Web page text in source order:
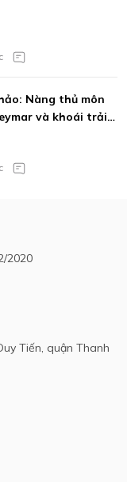
Nàng thủ môn
và khoái trải
2020
Tiến, quận Thanh